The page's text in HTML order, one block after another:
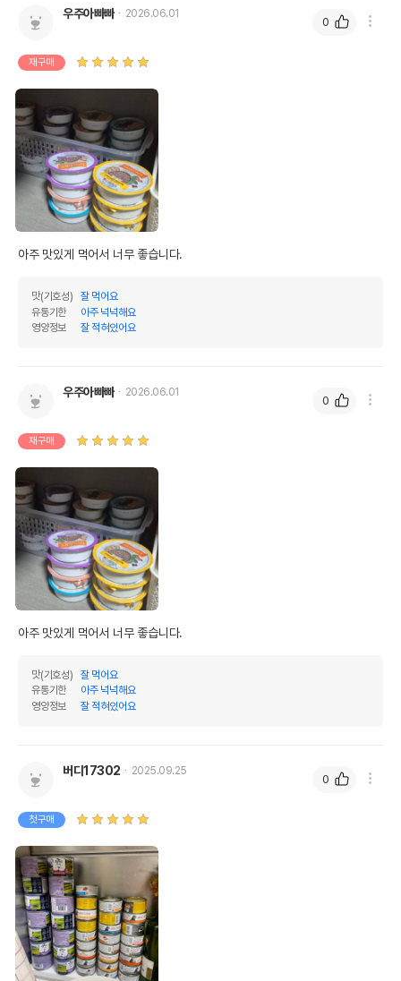
영양정보
조단백질 11.5%
조섬유질
조회분
칼슘
인
오메가3
우주아빠빠 2026.06.01
재구매
아주 맛있게 먹어서 너무 좋습니다.
맛(기호성)
잘 먹어요
유통기한
아주 넉넉해요
영양정보
잘 적혀있어요
0
우주아빠빠 2026.06.01
재구매
아주 맛있게 먹어서 너무 좋습니다.
맛(기호성)
잘 먹어요
유통기한
아주 넉넉해요
영양정보
잘 적혀있어요
0
버디17302 2025.09.25
첫구매
0